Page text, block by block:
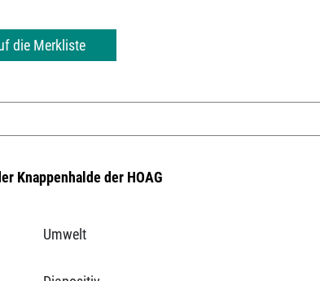
die Merkliste
Knappenhalde der HOAG
Umwelt